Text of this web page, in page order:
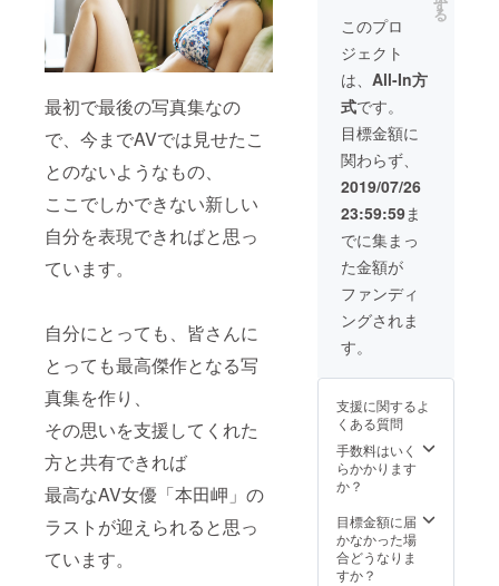
最初で最後の写真集なの
で、今までAVでは見せたこ
とのないようなもの、
ここでしかできない新しい
自分を表現できればと思っ
ています。
自分にとっても、皆さんに
とっても最高傑作となる写
真集を作り、
その思いを支援してくれた
方と共有できれば
最高なAV女優「本田岬」の
ラストが迎えられると思っ
ています。
枠の希
望は確
認でき
ますが
指定は
できな
いので
ご了承
下さい
※都内某
所で
2019年
10月13
日(日)を
予定し
ており
ます。
(土)都内
某所に
て ※ク
レジッ
ト掲載
希望の
お名前
を備考
欄に記
載して
くださ
い。公
序良俗
に反す
るな
ど、不
適切と
判断さ
いては
する場
合がご
ざいま
す。 ※
都内某
2019年
10月6日
(日)を予
定して
ショッ
ト券 •本
人挨拶 •
クレ
ジット
掲載 •ア
ザー
カット
30枚程
度 •チェ
キ 5枚 •
記念オ
フ会 •オ
リジナ
ル写真
集 ※お
渡し会
は2019
内某所
クレ
ジット
掲載希
望のお
名前を
に記載
してく
ださ
い。公
す
る
このプロ
ジェクト
は、 All-In方
式です。
目標金額に
関わらず、
2019/07/26
23:59:59ま
でに集まっ
た金額が
ファンディ
ングされま
す。
支援に関するよ
くある質問
手数料はいく
らかかります
か？
目標金額に届
かなかった場
合どうなりま
すか？